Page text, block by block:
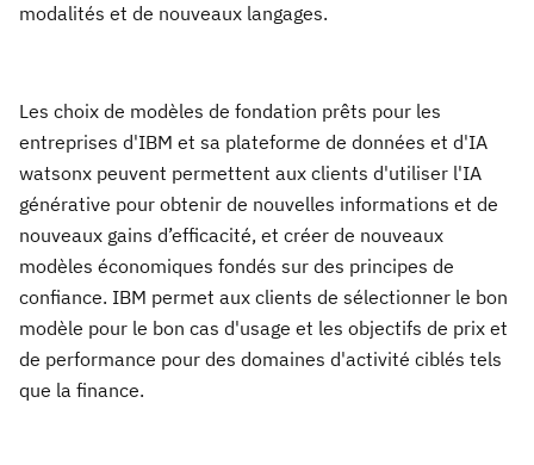
modalités et de nouveaux langages.
Les choix de modèles de fondation prêts pour les
entreprises d'IBM et sa plateforme de données et d'IA
watsonx peuvent permettent aux clients d'utiliser l'IA
générative pour obtenir de nouvelles informations et de
nouveaux gains d’efficacité, et créer de nouveaux
modèles économiques fondés sur des principes de
confiance. IBM permet aux clients de sélectionner le bon
modèle pour le bon cas d'usage et les objectifs de prix et
de performance pour des domaines d'activité ciblés tels
que la finance.